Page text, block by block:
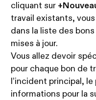
cliquant sur
travail existants,
dans la liste des
mises à jour.
Vous allez devoir
pour chaque bon de
l’incident principal,
informations pour la